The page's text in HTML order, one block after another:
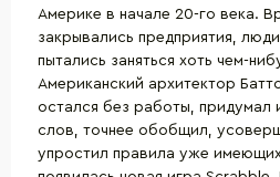
Америке в начале 20-го века.
закрывались предприятия,
пытались заняться хоть чем-
Американский архитектор
остался без работы, придумал
слов, точнее обобщил,
упростил правила уже